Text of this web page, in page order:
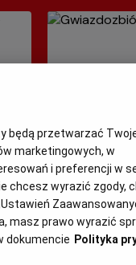
sprzedaży!
Przeżyj
będą przetwarzać
marketingowych, w
i preferencji w
chcesz wyrazić zgody,
masz prawo wyrazić
dokumencie Polityka